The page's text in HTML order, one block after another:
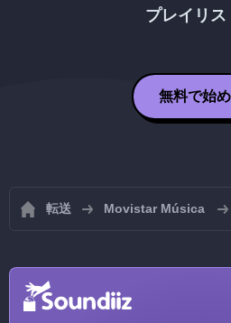
プレイリス
無料で始
転送 Movistar Música